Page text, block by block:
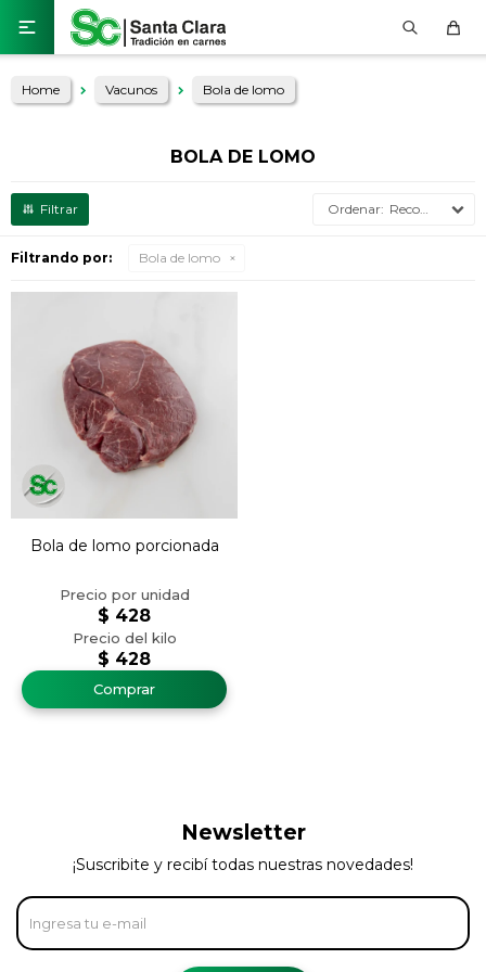

Home Vacunos Bola de lomo
BOLA DE LOMO
Recomendados
Filtrando por: Bola de lomo
Bola de lomo porcionada
$ 428
$ 428
Newsletter
¡Suscribite y recibí todas nuestras novedades!